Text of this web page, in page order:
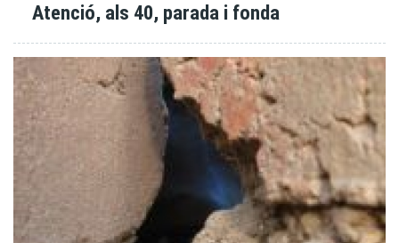
Atenció, als 40, parada i fonda